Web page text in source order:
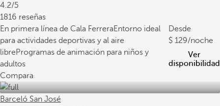
4.2/5
1816 reseñas
En primera línea de Cala FerreraEntorno ideal
para actividades deportivas y al aire
libreProgramas de animación para niños y
adultos
Desde
129/noche
Ver
disponibilidad
Compara
Barceló San José